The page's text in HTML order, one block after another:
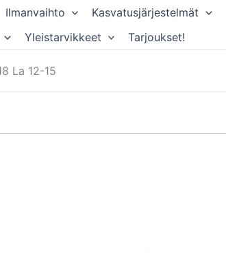
Ilmanvaihto Kasvatusjärjestelmät
Yleistarvikkeet Tarjoukset!
La 12-15